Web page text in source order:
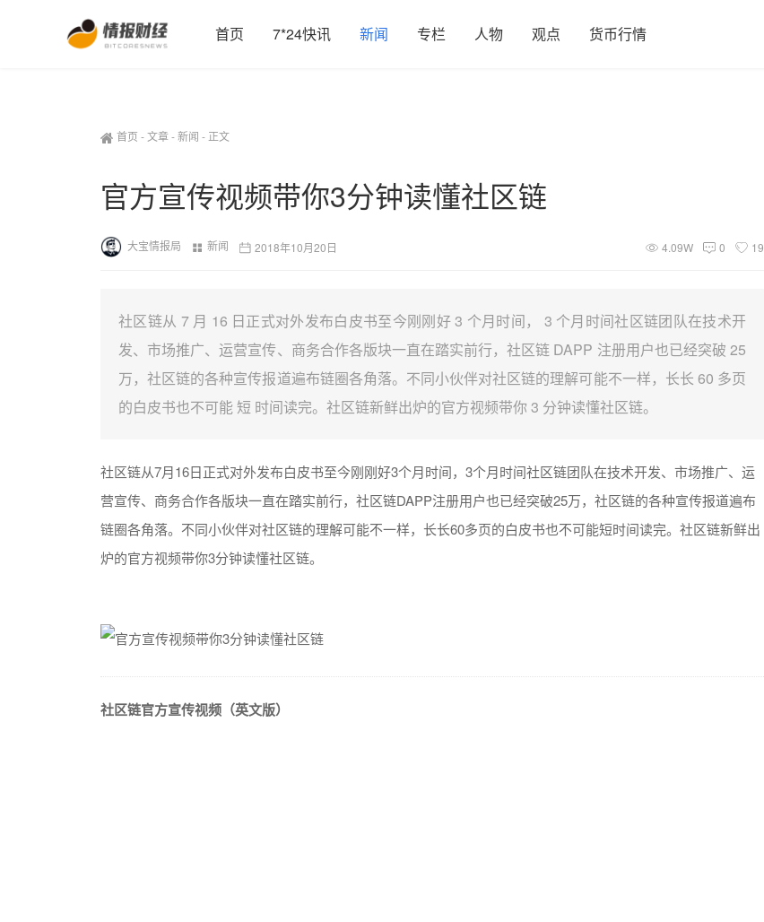
首页 7*24快讯 新闻 专栏 人物 观点 货币行情
首页 -文章-新闻 - 正文
官方宣传视频带你3分钟读懂社区链
大宝情报局 新闻 2018年10月20日 4.09W 0 19
社区链从 7 月 16 日正式对外发布白皮书至今刚刚好 3 个月时间， 3 个月时间社区链团队在技术开
发、市场推广、运营宣传、商务合作各版块一直在踏实前行，社区链 DAPP 注册用户也已经突破 25
万，社区链的各种宣传报道遍布链圈各角落。不同小伙伴对社区链的理解可能不一样，长长 60 多页
的白皮书也不可能 短 时间读完。社区链新鲜出炉的官方视频带你 3 分钟读懂社区链。
社区链从7月16日正式对外发布白皮书至今刚刚好3个月时间， 3个月时间社区链团队在技术开发、市场推广、运
营宣传、商务合作各版块一直在踏实前行，社区链DAPP注册用户也已经突破25万，社区链的各种宣传报道遍布
链圈各角落。不同小伙伴对社区链的理解可能不一样，长长60多页的白皮书也不可能短时间读完。社区链新鲜出
炉的官方视频带你3分钟读懂社区链。
社区链官方宣传视频（英文版）